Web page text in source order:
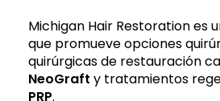
Michigan Hair Restoration es
que promueve opciones
quirúrgicas de restauración
NeoGraft y tratamientos
PRP.